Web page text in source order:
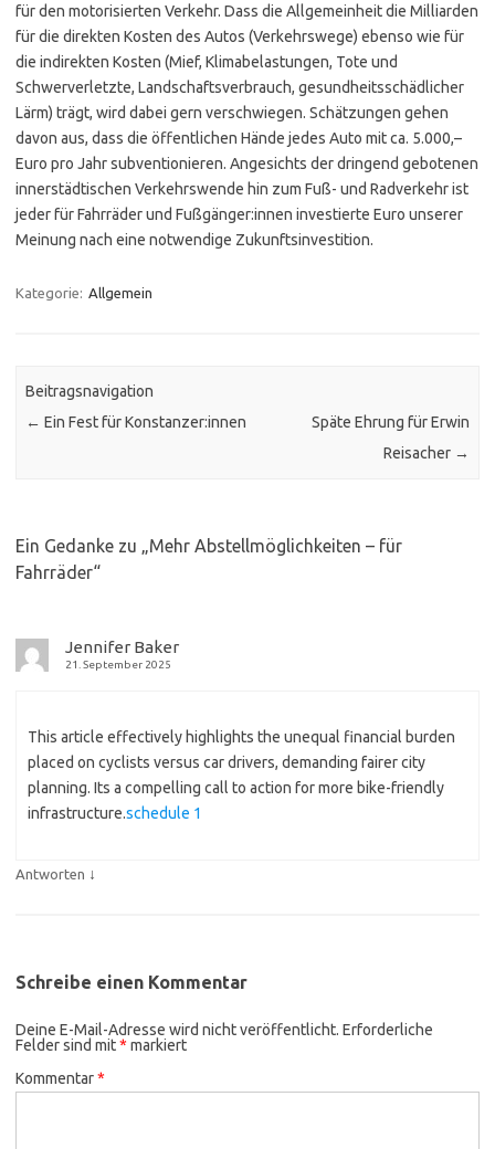
für den motorisierten Verkehr. Dass die Allgemeinheit die Milliarden
für die direkten Kosten des Autos (Verkehrswege) ebenso wie für
die indirekten Kosten (Mief, Klimabelastungen, Tote und
Schwerverletzte, Landschaftsverbrauch, gesundheitsschädlicher
Lärm) trägt, wird dabei gern verschwiegen. Schätzungen gehen
davon aus, dass die öffentlichen Hände jedes Auto mit ca. 5.000,–
Euro pro Jahr subventionieren. Angesichts der dringend gebotenen
innerstädtischen Verkehrswende hin zum Fuß- und Radverkehr ist
jeder für Fahrräder und Fußgänger:innen investierte Euro unserer
Meinung nach eine notwendige Zukunftsinvestition.
Kategorie: Allgemein
Beitragsnavigation
← Ein Fest für Konstanzer:innen
Späte Ehrung für Erwin
Reisacher →
Ein Gedanke zu „ Mehr Abstellmöglichkeiten – für
Fahrräder“
Jennifer Baker
21. September 2025
This article effectively highlights the unequal financial burden
placed on cyclists versus car drivers, demanding fairer city
planning. Its a compelling call to action for more bike-friendly
infrastructure.schedule 1
Antworten ↓
Schreibe einen Kommentar
Deine E-Mail-Adresse wird nicht veröffentlicht. Erforderliche
Felder sind mit* markiert
Kommentar*